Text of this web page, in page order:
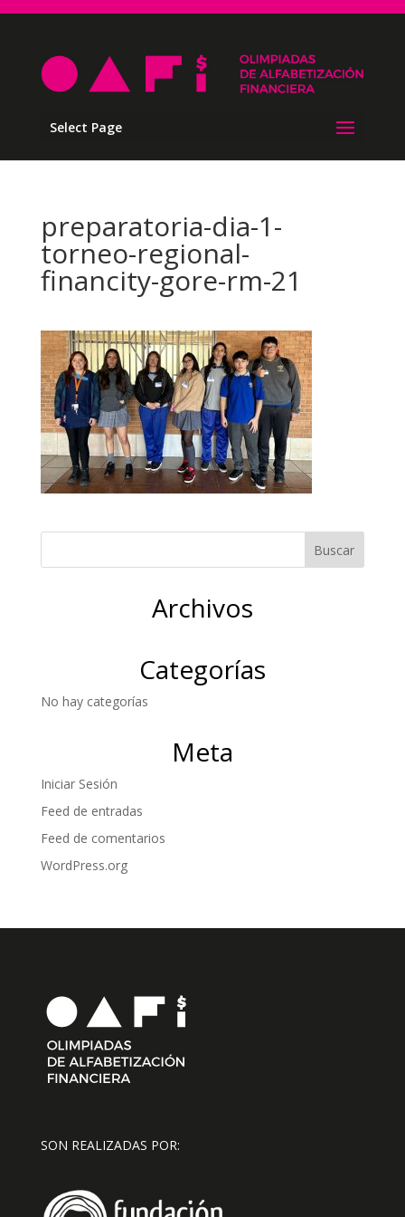
Select Page
preparatoria-dia-1-
torneo-regional-
financity-gore-rm-21
Archivos
Categorías
No hay categorías
Meta
Iniciar Sesión
Feed de entradas
Feed de comentarios
WordPress.org
SON REALIZADAS POR: